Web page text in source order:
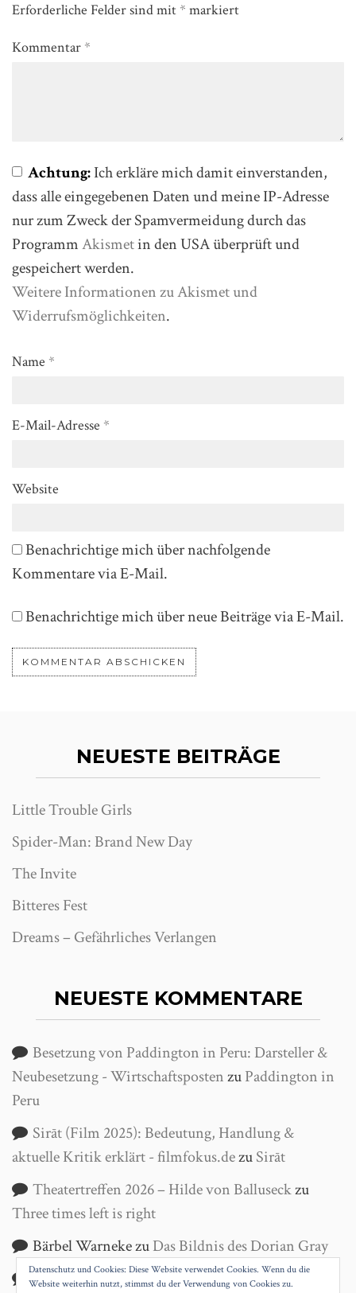
Erforderliche Felder sind mit * markiert
Kommentar *
Achtung:Ich erkläre mich damit einverstanden,
dass alle eingegebenen Daten und meine IP-Adresse
nur zum Zweck der Spamvermeidung durch das
ProgrammAkismetin den USA überprüft und
gespeichert werden.
Weitere Informationen zu Akismet und
Widerrufsmöglichkeiten.
Name *
E-Mail-Adresse *
Website
Benachrichtige mich über nachfolgende
Kommentare via E-Mail.
Benachrichtige mich über neue Beiträge via E-Mail.
NEUESTE BEITRÄGE
Little Trouble Girls
Spider-Man: Brand New Day
The Invite
Bitteres Fest
Dreams – Gefährliches Verlangen
NEUESTE KOMMENTARE
Besetzung von Paddington in Peru: Darsteller &
Neubesetzung - WirtschaftspostenzuPaddington in
Peru
Sirāt (Film 2025): Bedeutung, Handlung &
aktuelle Kritik erklärt - filmfokus.dezuSirāt
Theatertreffen 2026 – Hilde von Balluseckzu
Three times left is right
Bärbel WarnekezuDas Bildnis des Dorian Gray
Helga WankezuAntigone
Datenschutz und Cookies: Diese Website verwendet Cookies. Wenn du die
Website weiterhin nutzt, stimmst du der Verwendung von Cookies zu.